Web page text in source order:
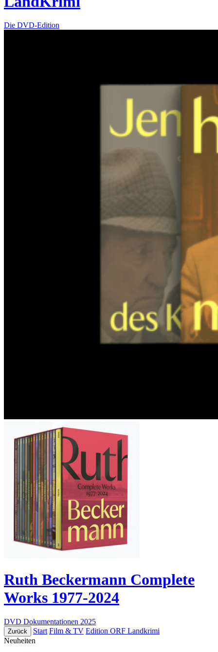
Die DVD-Edition
Ruth Beckermann Complete
Works 1977-2024
DVD Dokumentationen 2025
Zurück Start Film & TV Edition ORF Landkrimi
Neuheiten